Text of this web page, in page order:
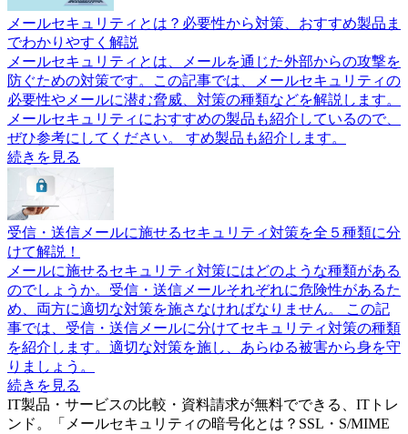
メールセキュリティとは？必要性から対策、おすすめ製品ま
でわかりやすく解説
メールセキュリティとは、メールを通じた外部からの攻撃を
防ぐための対策です。この記事では、メールセキュリティの
必要性やメールに潜む脅威、対策の種類などを解説します。
メールセキュリティにおすすめの製品も紹介しているので、
ぜひ参考にしてください。 すめ製品も紹介します。
続きを見る
受信・送信メールに施せるセキュリティ対策を全５種類に分
けて解説！
メールに施せるセキュリティ対策にはどのような種類がある
のでしょうか。受信・送信メールそれぞれに危険性があるた
め、両方に適切な対策を施さなければなりません。 この記
事では、受信・送信メールに分けてセキュリティ対策の種類
を紹介します。適切な対策を施し、あらゆる被害から身を守
りましょう。
続きを見る
IT製品・サービスの比較・資料請求が無料でできる、ITトレ
ンド。「 メールセキュリティの暗号化とは？SSL・S/MIME